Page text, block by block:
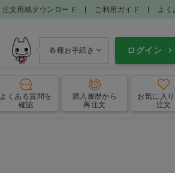
注文用紙ダウンロード ご利用ガイド よく
各種お手続き ログイン
よくある質問を
確認
購入履歴から
再注文
お気に入り
注文